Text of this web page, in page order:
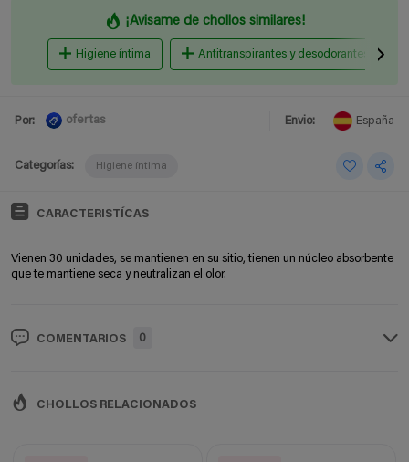
¡Avisame de chollos similares!
Higiene íntima Antitranspirantes y desodorantes
Por: ofertas Envio: España
Categorías: Higiene íntima
CARACTERISTÍCAS
Vienen 30 unidades, se mantienen en su sitio, tienen un núcleo absorbente
que te mantiene seca y neutralizan el olor.
COMENTARIOS 0
CHOLLOS RELACIONADOS